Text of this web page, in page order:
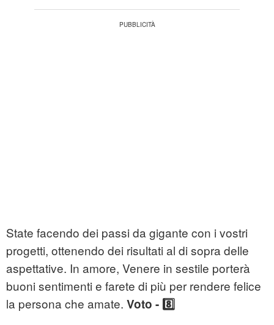
State facendo dei passi da gigante con i vostri
progetti, ottenendo dei risultati al di sopra delle
aspettative. In amore, Venere in sestile porterà
buoni sentimenti e farete di più per rendere felice
la persona che amate. Voto - 8️⃣